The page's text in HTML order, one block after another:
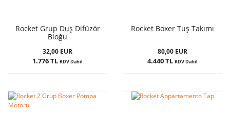
Rocket Grup Duş Difüzör
Bloğu
32,00 EUR
1.776 TL KDV Dahil
Rocket Boxer Tuş Takımı
80,00 EUR
4.440 TL KDV Dahil